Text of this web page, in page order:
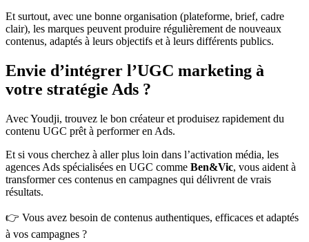
Et surtout, avec une bonne organisation (plateforme, brief, cadre
clair), les marques peuvent produire régulièrement de nouveaux
contenus, adaptés à leurs objectifs et à leurs différents publics.
Envie d’intégrer l’UGC marketing à
votre stratégie Ads ?
Avec Youdji, trouvez le bon créateur et produisez rapidement du
contenu UGC prêt à performer en Ads.
Et si vous cherchez à aller plus loin dans l’activation média, les
agences Ads spécialisées en UGC comme Ben&Vic, vous aident à
transformer ces contenus en campagnes qui délivrent de vrais
résultats.
👉 Vous avez besoin de contenus authentiques, efficaces et adaptés
à vos campagnes ?